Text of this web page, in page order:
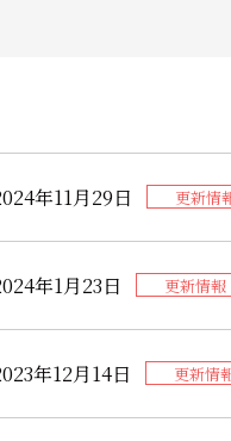
年11月29日 更新情
年1月23日 更新情報
年12月14日 更新情